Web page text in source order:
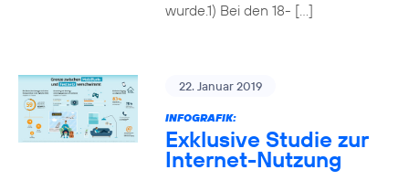
wurde.1) Bei den 18- […]
22. Januar 2019
INFOGRAFIK:
Exklusive Studie zur
Internet-Nutzung